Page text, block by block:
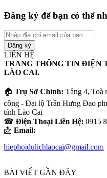
Đăng ký để bạn có thể
Nhập
địa
chỉ
email
của
bạn
LIÊN HỆ
TRANG THÔNG TIN ĐIỆN
LÀO CAI.
🏠 Trụ Sở Chính: Tầng 4, Toà
công - Đại lộ Trần Hưng Đạo
tỉnh Lào Cai
☎ Điện Thoại Liên Hệ: 0915
📩 Email:
hiephoidulichlaocai@gmail.com
BÀI VIẾT GẦN ĐÂY